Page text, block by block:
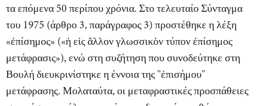
τα επόμενα 50 περίπου χρόνια. Στο τελευταίο Σύνταγμα
του 1975 (άρθρο 3, παράγραφος 3) προστέθηκε η λέξη
«ἐπίσημος» («ἡ εἰς ἄλλον γλωσσικὸν τύπον ἐπίσημος
μετάφρασις»), ενώ στη συζήτηση που συνοδεύτηκε στη
Βουλή διευκρινίστηκε η έννοια της "ἐπισήμου"
μετάφρασης. Μολαταύτα, οι μεταφραστικές προσπάθειες